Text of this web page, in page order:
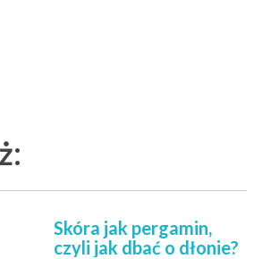
Skóra jak pergamin,
czyli jak dbać o dłonie?